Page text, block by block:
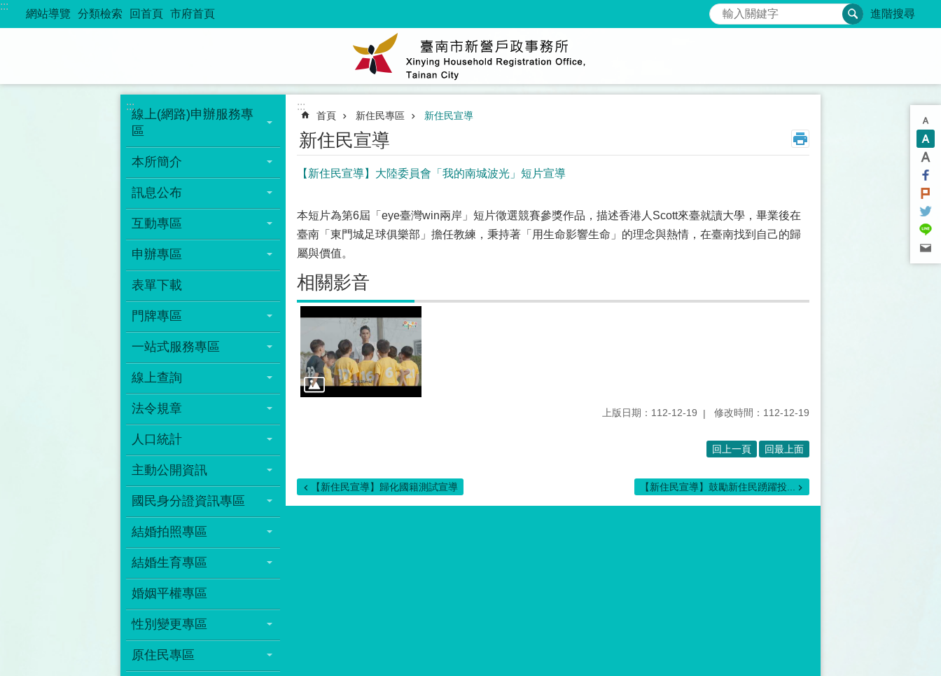
跳到主要內容區塊
:::
網站導覽 分類檢索 回首頁 市府首頁 搜尋 進階搜尋
:::
線上(網路)申辦服務專
區
本所簡介
訊息公布
互動專區
申辦專區
表單下載
門牌專區
一站式服務專區
線上查詢
法令規章
人口統計
主動公開資訊
國民身分證資訊專區
結婚拍照專區
結婚生育專區
婚姻平權專區
性別變更專區
原住民專區
:::
首頁 新住民專區 新住民宣導
新住民宣導
【新住民宣導】大陸委員會「我的南城波光」短片宣導
本短片為第6屆「eye臺灣win兩岸」短片徵選競賽參獎作品，描述香港人Scott來臺就讀大學，畢業後在
臺南「東門城足球俱樂部」擔任教練，秉持著「用生命影響生命」的理念與熱情，在臺南找到自己的歸
屬與價值。
相關影音
上版日期：112-12-19 修改時間：112-12-19
回上一頁 回最上面
【新住民宣導】歸化國籍測試宣導 【新住民宣導】鼓勵新住民踴躍投...